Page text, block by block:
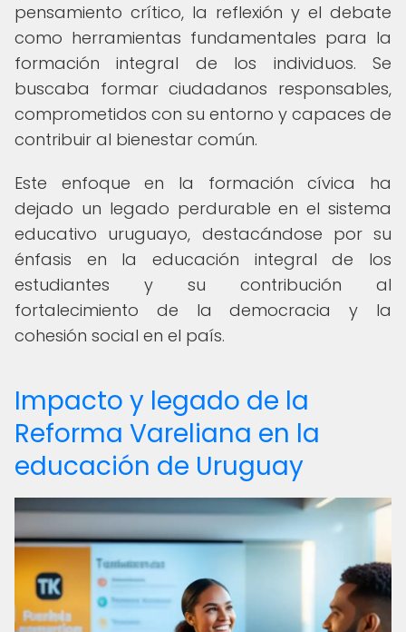
pensamiento crítico, la reflexión y el debate
como herramientas fundamentales para la
formación integral de los individuos. Se
buscaba formar ciudadanos responsables,
comprometidos con su entorno y capaces de
contribuir al bienestar común.
Este enfoque en la formación cívica ha
dejado un legado perdurable en el sistema
educativo uruguayo, destacándose por su
énfasis en la educación integral de los
estudiantes y su contribución al
fortalecimiento de la democracia y la
cohesión social en el país.
Impacto y legado de la
Reforma Vareliana en la
educación de Uruguay